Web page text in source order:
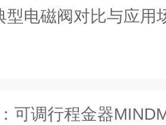
型电磁阀对比与应用
可调行程金器MINDMAN气缸技术